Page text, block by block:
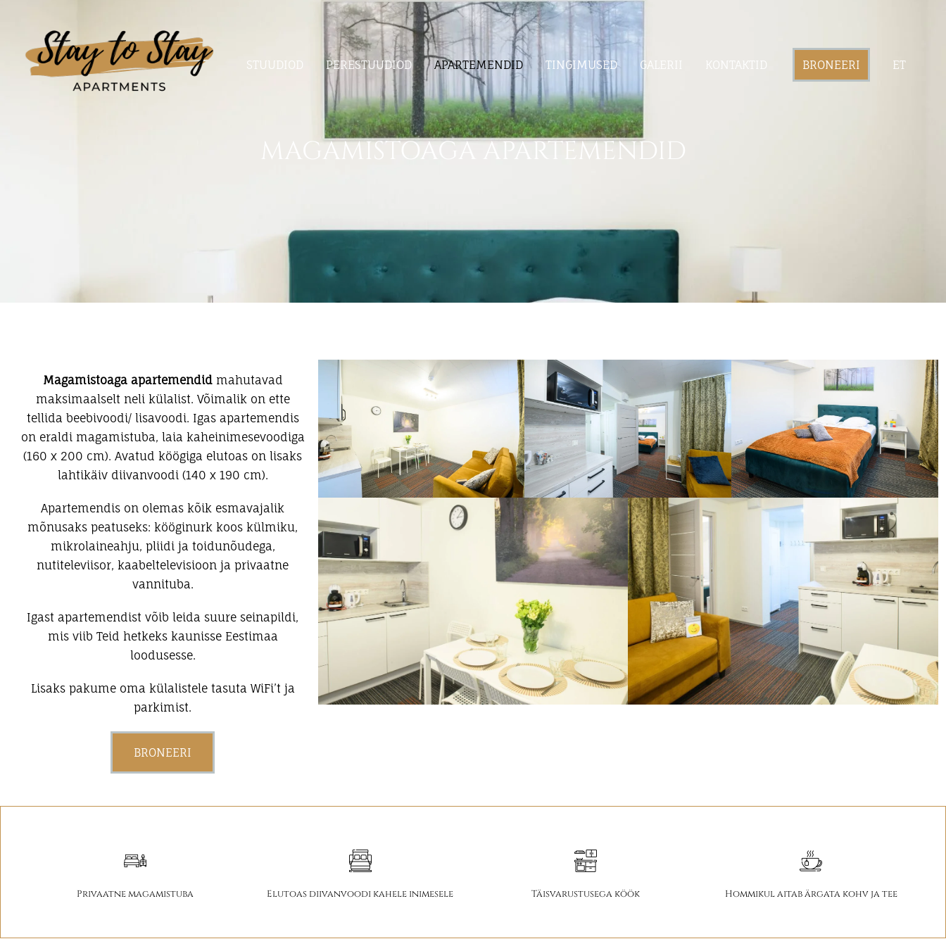
STUUDIOD PERESTUUDIOD APARTEMENDID TINGIMUSED GALERII KONTAKTID BRONEERI ET
MAGAMISTOAGA APARTEMENDID
Magamistoaga apartemendidmahutavad
maksimaalselt neli külalist. Võimalik on ette
tellida beebivoodi/ lisavoodi. Igas apartemendis
on eraldi magamistuba, laia kaheinimesevoodiga
(160 x 200 cm). Avatud köögiga elutoas on lisaks
lahtikäiv diivanvoodi (140 x 190 cm).
Apartemendis on olemas kõik esmavajalik
mõnusaks peatuseks: kööginurk koos külmiku,
mikrolaineahju, pliidi ja toidunõudega,
nutiteleviisor, kaabeltelevisioon ja privaatne
vannituba.
Igast apartemendist võib leida suure seinapildi,
mis viib Teid hetkeks kaunisse Eestimaa
loodusesse.
Lisaks pakume oma külalistele tasuta WiFi’t ja
parkimist.
BRONEERI
Privaatne magamistuba Elutoas diivanvoodi kahele inimesele Täisvarustusega köök Hommikul aitab ärgata kohv ja tee